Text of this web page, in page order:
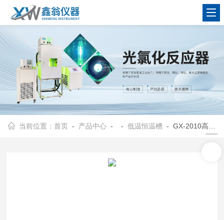
查看更多
当前位置：首页 - 产品中心 - -低温恒温槽 - GX-2010高温循环器、高温恒温槽